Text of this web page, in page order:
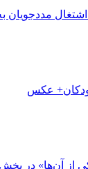
به 400 میلیون
عکس
از آن‌ها» در